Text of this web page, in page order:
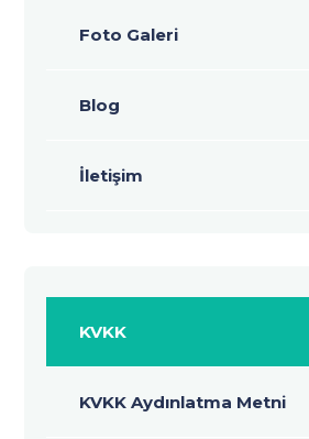
Foto Galeri
Blog
İletişim
KVKK
KVKK Aydınlatma Metni